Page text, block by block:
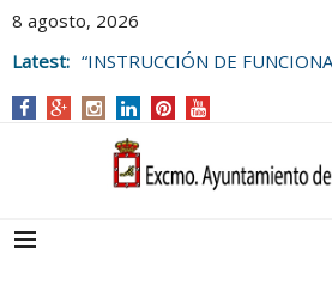
8 agosto, 2026
Latest: “INSTRUCCIÓN DE
AYUNTAMIENTO DE EL